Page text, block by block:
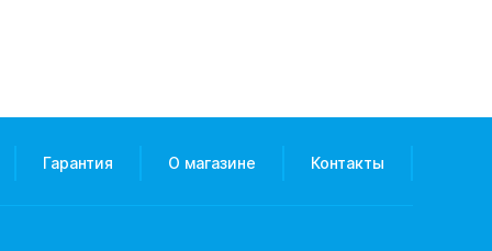
Гарантия О магазине Контакты